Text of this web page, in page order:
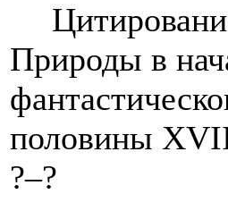
Природы в
половины
?–?